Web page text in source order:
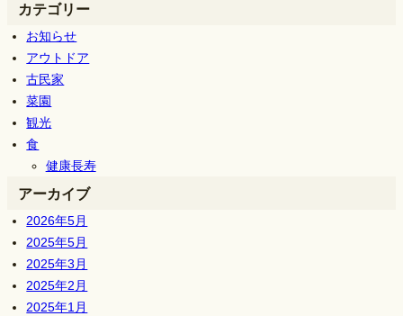
カテゴリー
お知らせ
アウトドア
古民家
菜園
観光
食
健康長寿
アーカイブ
2026年5月
2025年5月
2025年3月
2025年2月
2025年1月